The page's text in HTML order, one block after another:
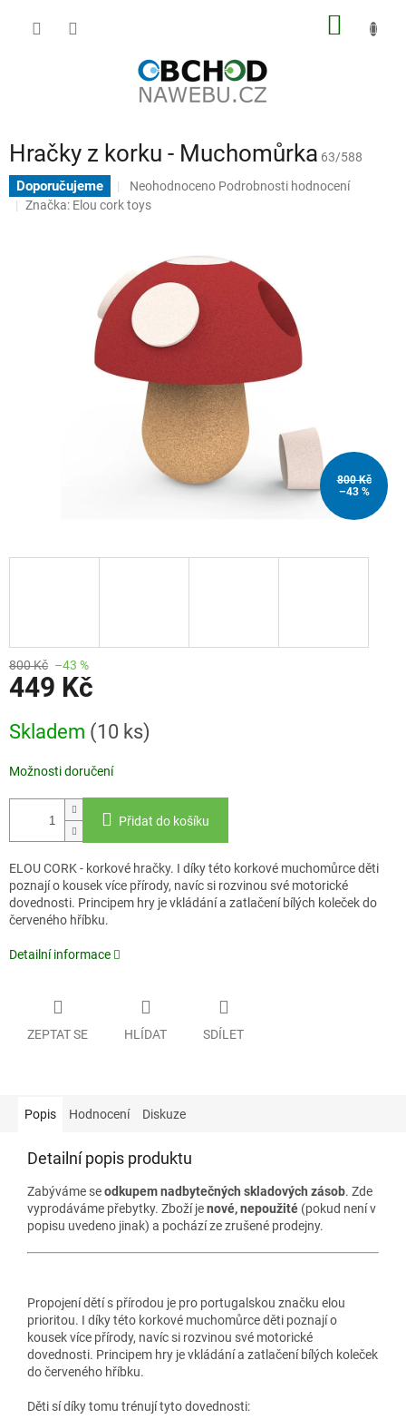
Hračky z korku - Muchomůrka 63/588
Doporučujeme
Průměrné
hodnocení
5
hvězdiček.
Neohodnoceno Podrobnosti hodnocení
Značka: Elou cork toys
800 Kč
–43 %
800 Kč –43 %
449 Kč
cena:
Skladem (10 ks)
Možnosti doručení
Přidat do košíku
ELOU CORK - korkové hračky. I díky této korkové muchomůrce děti
poznají o kousek více přírody, navíc si rozvinou své motorické
dovednosti. Principem hry je vkládání a zatlačení bílých koleček do
červeného hříbku.
Detailní informace
ZEPTAT SE HLÍDAT SDÍLET
Popis Hodnocení Diskuze
Detailní popis produktu
Zabýváme seodkupem nadbytečných skladových zásob. Zde
vyprodáváme přebytky. Zboží jenové, nepoužité (pokud není v
popisu uvedeno jinak) a pochází ze zrušené prodejny.
Propojení dětí s přírodou je pro portugalskou značku elou
prioritou. I díky této korkové muchomůrce děti poznají o
kousek více přírody, navíc si rozvinou své motorické
dovednosti. Principem hry je vkládání a zatlačení bílých koleček
do červeného hříbku.
Děti sí díky tomu trénují tyto dovednosti: